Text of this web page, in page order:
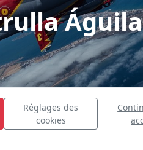
Réglages des
cookies
Águila